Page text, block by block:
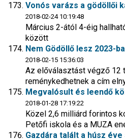
Vonós varázs a gödöllői
2018-02-24 10:19:48
Március 2-ától 4-éig
között
Nem Gödöllő lesz 2023-
2018-02-15 15:36:03
Az előválasztást végző 12
reménykedhetnek a cím
Megvalósult és leendő
2018-01-28 17:19:22
Közel 2,6 milliárd forintos
Petőfi iskola és a MUZA
Gazdára talált a húsz